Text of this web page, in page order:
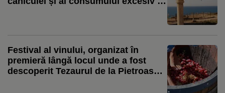
Festival al vinului, organizat în
premieră lângă locul unde a fost
descoperit Tezaurul de la Pietroasele